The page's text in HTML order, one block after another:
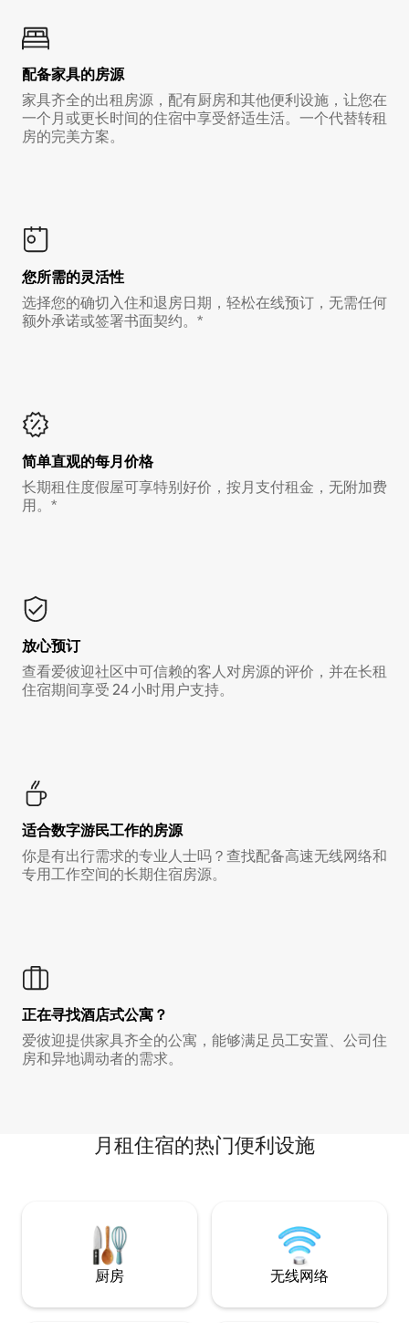
配备家具的房源
家具齐全的出租房源，配有厨房和其他便利设施，让您在
一个月或更长时间的住宿中享受舒适生活。一个代替转租
房的完美方案。
您所需的灵活性
选择您的确切入住和退房日期，轻松在线预订，无需任何
额外承诺或签署书面契约。*
简单直观的每月价格
长期租住度假屋可享特别好价，按月支付租金，无附加费
用。*
放心预订
查看爱彼迎社区中可信赖的客人对房源的评价，并在长租
住宿期间享受 24 小时用户支持。
适合数字游民工作的房源
你是有出行需求的专业人士吗？查找配备高速无线网络和
专用工作空间的长期住宿房源。
正在寻找酒店式公寓？
爱彼迎提供家具齐全的公寓，能够满足员工安置、公司住
房和异地调动者的需求。
月租住宿的热门便利设施
厨房 无线网络